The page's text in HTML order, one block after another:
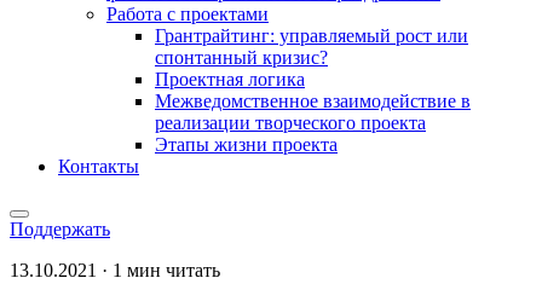
Работа с проектами
Грантрайтинг: управляемый рост или
спонтанный кризис?
Проектная логика
Межведомственное взаимодействие в
реализации творческого проекта
Этапы жизни проекта
Контакты
Поддержать
13.10.2021 · 1 мин читать